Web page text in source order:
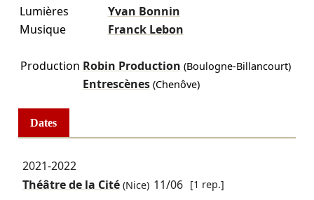
Lumières
Yvan Bonnin
Musique
Franck Lebon
Production Robin Production (Boulogne-Billancourt)
Entrescènes(Chenôve)
Dates
2021-2022
Théâtre de la Cité(Nice) 11/06 [1 rep.]